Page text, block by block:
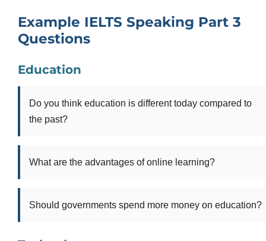
Example IELTS Speaking Part 3
Questions
Education
Do you think education is different today compared to
the past?
What are the advantages of online learning?
Should governments spend more money on education?